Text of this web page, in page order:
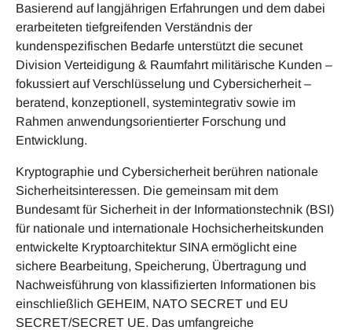
Basierend auf langjährigen Erfahrungen und dem dabei
erarbeiteten tiefgreifenden Verständnis der
kundenspezifischen Bedarfe unterstützt die secunet
Division Verteidigung & Raumfahrt militärische Kunden –
fokussiert auf Verschlüsselung und Cybersicherheit –
beratend, konzeptionell, systemintegrativ sowie im
Rahmen anwendungsorientierter Forschung und
Entwicklung.
Kryptographie und Cybersicherheit berühren nationale
Sicherheitsinteressen. Die gemeinsam mit dem
Bundesamt für Sicherheit in der Informationstechnik (BSI)
für nationale und internationale Hochsicherheitskunden
entwickelte Kryptoarchitektur SINA ermöglicht eine
sichere Bearbeitung, Speicherung, Übertragung und
Nachweisführung von klassifizierten Informationen bis
einschließlich GEHEIM, NATO SECRET und EU
SECRET/SECRET UE. Das umfangreiche